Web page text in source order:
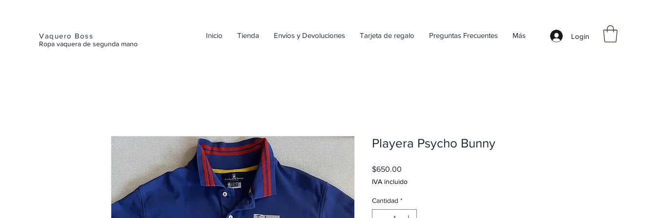
Vaquero Boss
Ropa vaquera de segunda mano
Inicio Tienda Envíos y Devoluciones Tarjeta de regalo Preguntas Frecuentes Más Login
Playera Psycho Bunny
$650.00
IVA incluido
Cantidad *